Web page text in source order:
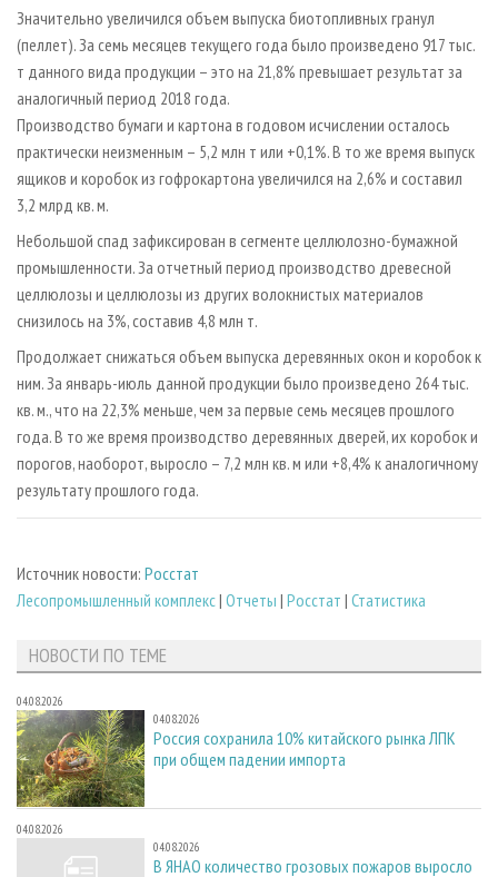
Значительно увеличился объем выпуска биотопливных гранул
(пеллет). За семь месяцев текущего года было произведено 917 тыс.
т данного вида продукции – это на 21,8% превышает результат за
аналогичный период 2018 года.
Производство бумаги и картона в годовом исчислении осталось
практически неизменным – 5,2 млн т или +0,1%. В то же время выпуск
ящиков и коробок из гофрокартона увеличился на 2,6% и составил
3,2 млрд кв. м.
Небольшой спад зафиксирован в сегменте целлюлозно-бумажной
промышленности. За отчетный период производство древесной
целлюлозы и целлюлозы из других волокнистых материалов
снизилось на 3%, составив 4,8 млн т.
Продолжает снижаться объем выпуска деревянных окон и коробок к
ним. За январь-июль данной продукции было произведено 264 тыс.
кв. м., что на 22,3% меньше, чем за первые семь месяцев прошлого
года. В то же время производство деревянных дверей, их коробок и
порогов, наоборот, выросло – 7,2 млн кв. м или +8,4% к аналогичному
результату прошлого года.
Источник новости: Росстат
Лесопромышленный комплекс| Отчеты | Росстат | Статистика
НОВОСТИ ПО ТЕМЕ
04.08.2026
04.08.2026
Россия сохранила 10% китайского рынка ЛПК
при общем падении импорта
04.08.2026
04.08.2026
В ЯНАО количество грозовых пожаров выросло